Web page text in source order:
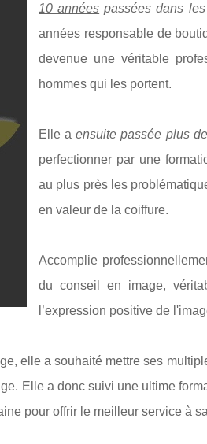
10 années passées dans
années responsable de
devenue une véritable
hommes qui les portent.
Elle aensuite passée plus de
perfectionner par une
au plus près les
en valeur de la coiffure.
Accomplie
du conseil en image,
l’expression positive de
elle a souhaité mettre ses
Elle a donc suivi une ultime
pour offrir le meilleur service à